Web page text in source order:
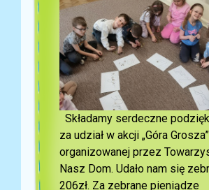
Składamy serdeczne
za udział w akcji „Góra Grosza”
organizowanej przez
Nasz Dom. Udało nam się
206zł. Za zebrane pieniądze